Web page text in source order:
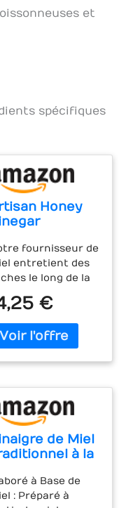
et
spécifiques
Honey
250ml
fournisseur de
entretient des
le long de la
où les
se
le long des
et des haies.
à partir de
magnifique miel
fleurs sauvages
notes florales.
Award 2022.
en petits
€
de Miel
à la
à Base de
: Préparé à